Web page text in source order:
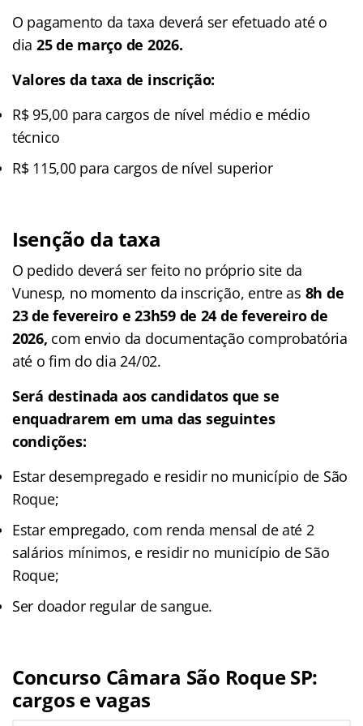
O pagamento da taxa deverá ser efetuado até o
dia 25 de março de 2026.
Valores da taxa de inscrição:
R$ 95,00 para cargos de nível médio e médio
técnico
R$ 115,00 para cargos de nível superior
Isenção da taxa
O pedido deverá ser feito no próprio site da
Vunesp, no momento da inscrição, entre as 8h de
23 de fevereiro e 23h59 de 24 de fevereiro de
2026, com envio da documentação comprobatória
até o fim do dia 24/02.
Será destinada aos candidatos que se
enquadrarem em uma das seguintes
condições:
Estar desempregado e residir no município de São
Roque;
Estar empregado, com renda mensal de até 2
salários mínimos, e residir no município de São
Roque;
Ser doador regular de sangue.
Concurso Câmara São Roque SP:
cargos e vagas